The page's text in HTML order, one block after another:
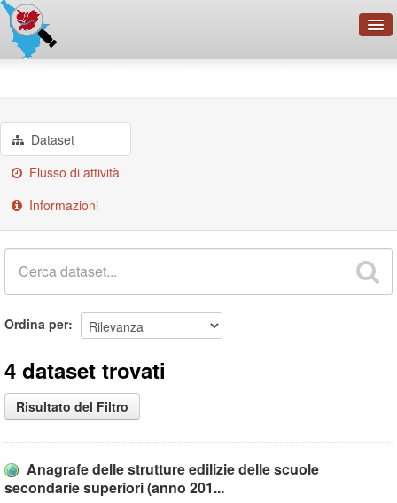
Dataset
Flusso di attività
Informazioni
Ordina per
4 dataset trovati
Risultato del Filtro
Anagrafe delle strutture edilizie delle scuole
secondarie superiori (anno 201...